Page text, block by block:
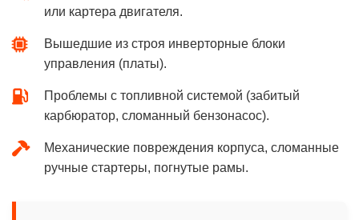
или картера двигателя.
Вышедшие из строя инверторные блоки
управления (платы).
Проблемы с топливной системой (забитый
карбюратор, сломанный бензонасос).
Механические повреждения корпуса, сломанные
ручные стартеры, погнутые рамы.